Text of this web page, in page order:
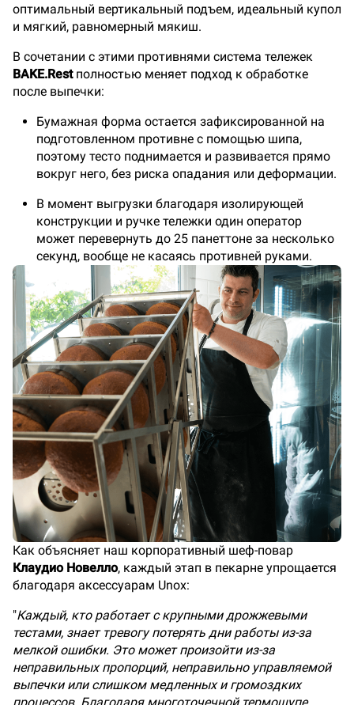
оптимальный вертикальный подъем, идеальный купол
и мягкий, равномерный мякиш.
В сочетании с этими противнями система тележек
BAKE.Restполностью меняет подход к обработке
после выпечки:
Бумажная форма остается зафиксированной на
подготовленном противне с помощью шипа,
поэтому тесто поднимается и развивается прямо
вокруг него, без риска опадания или деформации.
В момент выгрузки благодаря изолирующей
конструкции и ручке тележки один оператор
может перевернуть до 25 панеттоне за несколько
секунд, вообще не касаясь противней руками.
Как объясняет наш корпоративный шеф-повар
Клаудио Новелло, каждый этап в пекарне упрощается
благодаря аксессуарам Unox:
"Каждый, кто работает с крупными дрожжевыми
тестами, знает тревогу потерять дни работы из-за
мелкой ошибки. Это может произойти из-за
неправильных пропорций, неправильно управляемой
выпечки или слишком медленных и громоздких